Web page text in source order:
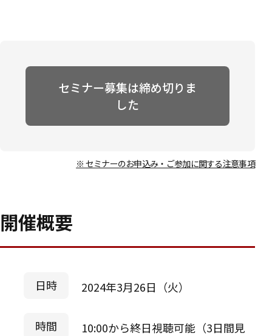
セミナー募集は締め切りま
した
※ セミナーのお申込み・ご参加に関する注意事項
開催概要
日時 2024年3月26日（火）
時間
10:00から終日視聴可能（3日間見